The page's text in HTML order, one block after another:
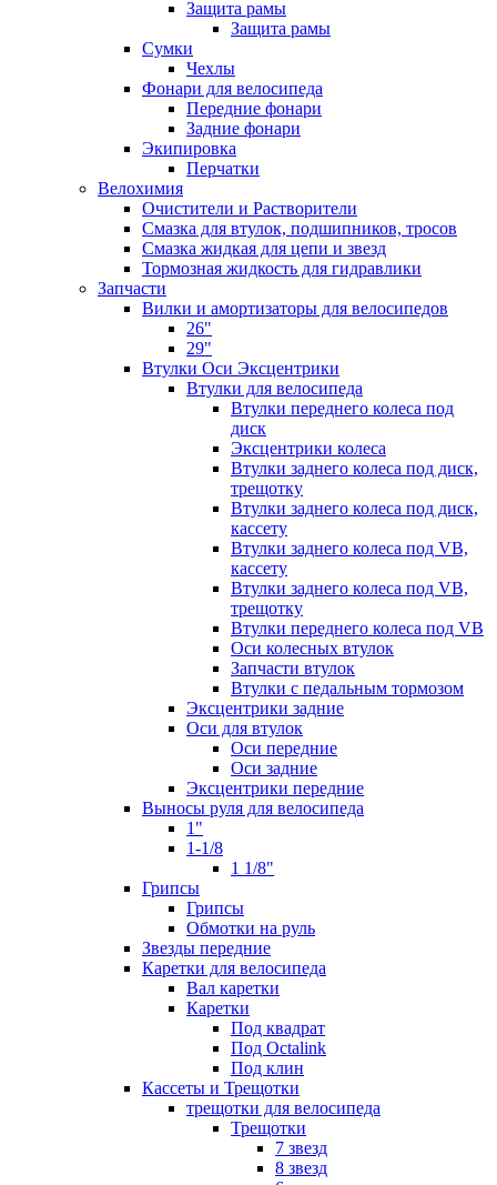
Защита рамы
Защита рамы
Сумки
Чехлы
Фонари для велосипеда
Передние фонари
Задние фонари
Экипировка
Перчатки
Велохимия
Очистители и Растворители
Смазка для втулок, подшипников, тросов
Смазка жидкая для цепи и звезд
Тормозная жидкость для гидравлики
Запчасти
Вилки и амортизаторы для велосипедов
26"
29"
Втулки Оси Эксцентрики
Втулки для велосипеда
Втулки переднего колеса под
диск
Эксцентрики колеса
Втулки заднего колеса под диск,
трещотку
Втулки заднего колеса под диск,
кассету
Втулки заднего колеса под VB,
кассету
Втулки заднего колеса под VB,
трещотку
Втулки переднего колеса под VB
Оси колесных втулок
Запчасти втулок
Втулки с педальным тормозом
Эксцентрики задние
Оси для втулок
Оси передние
Оси задние
Эксцентрики передние
Выносы руля для велосипеда
1"
1-1/8
1 1/8"
Грипсы
Грипсы
Обмотки на руль
Звезды передние
Каретки для велосипеда
Вал каретки
Каретки
Под квадрат
Под Octalink
Под клин
Кассеты и Трещотки
трещотки для велосипеда
Трещотки
7 звезд
8 звезд